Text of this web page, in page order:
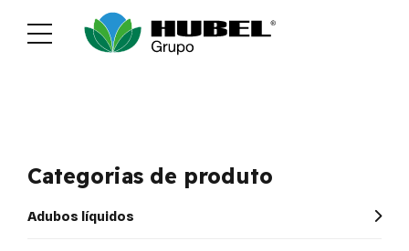
Categorias de produto
Adubos líquidos